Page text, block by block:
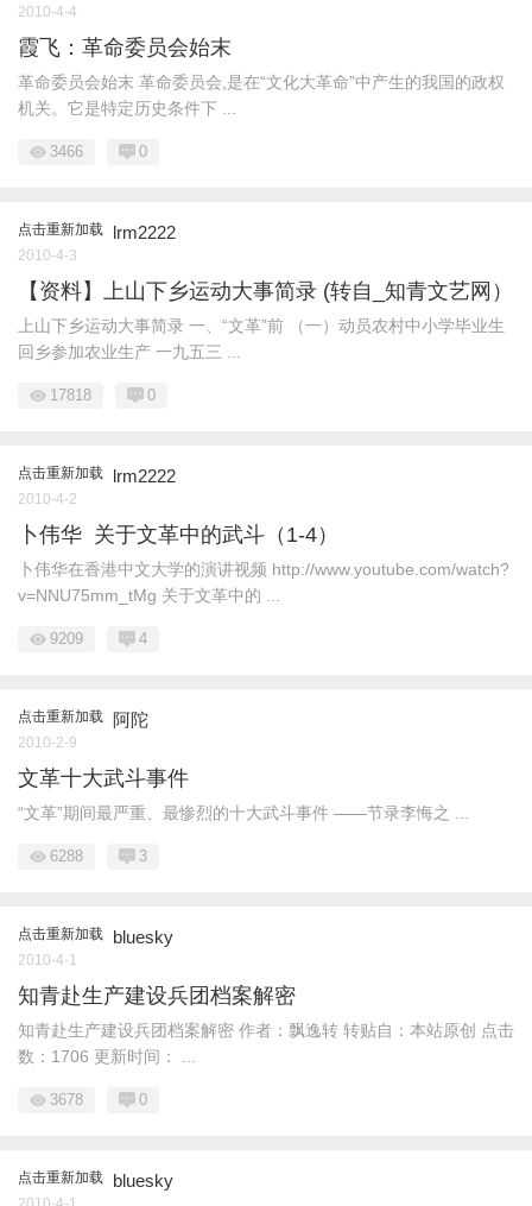
2010-4-4
霞飞：革命委员会始末
革命委员会始末 革命委员会,是在“文化大革命”中产生的我国的政权
机关。它是特定历史条件下 ...
3466 0
点击重新加载 lrm2222
2010-4-3
【资料】上山下乡运动大事简录 (转自_知青文艺网）
上山下乡运动大事简录 一、“文革”前 （一）动员农村中小学毕业生
回乡参加农业生产 一九五三 ...
17818 0
点击重新加载 lrm2222
2010-4-2
卜伟华 关于文革中的武斗（1-4）
卜伟华在香港中文大学的演讲视频 http://www.youtube.com/watch?
v=NNU75mm_tMg 关于文革中的 ...
9209 4
点击重新加载 阿陀
2010-2-9
文革十大武斗事件
“文革”期间最严重、最惨烈的十大武斗事件 ——节录李悔之 ...
6288 3
点击重新加载 bluesky
2010-4-1
知青赴生产建设兵团档案解密
知青赴生产建设兵团档案解密 作者：飘逸转 转贴自：本站原创 点击
数：1706 更新时间： ...
3678 0
点击重新加载 bluesky